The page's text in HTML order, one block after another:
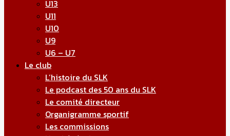
U13
U11
U10
U9
U6 – U7
Le club
L’histoire du SLK
Le podcast des 50 ans du SLK
Le comité directeur
Organigramme sportif
Les commissions